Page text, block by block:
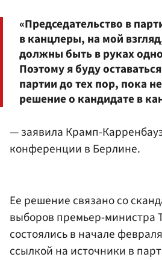
«Председательство в
в канцлеры, на мой
должны быть в руках
Поэтому я буду
партии до тех пор, пока
решение о кандидате в
— заявила Крамп-
конференции в Берлине.
Ее решение связано со
выборов премьер-министра
состоялись в начале
ссылкой на источники в